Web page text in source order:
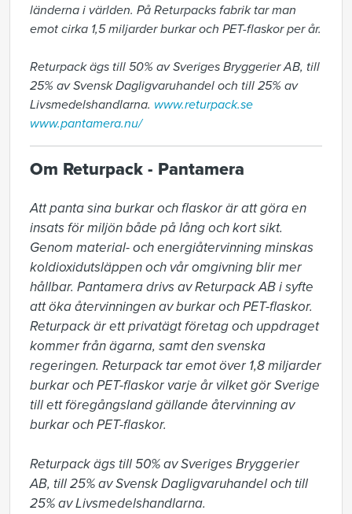
länderna i världen. På Returpacks fabrik tar man
emot cirka 1,5 miljarder burkar och PET-flaskor per år.
Returpack ägs till 50% av Sveriges Bryggerier AB, till
25% av Svensk Dagligvaruhandel och till 25% av
Livsmedelshandlarna. www.returpack.se
www.pantamera.nu/
Om Returpack - Pantamera
Att panta sina burkar och flaskor är att göra en
insats för miljön både på lång och kort sikt.
Genom material- och energiåtervinning minskas
koldioxidutsläppen och vår omgivning blir mer
hållbar. Pantamera drivs av Returpack AB i syfte
att öka återvinningen av burkar och PET-flaskor.
Returpack är ett privatägt företag och uppdraget
kommer från ägarna, samt den svenska
regeringen. Returpack tar emot över 1,8 miljarder
burkar och PET-flaskor varje år vilket gör Sverige
till ett föregångsland gällande återvinning av
burkar och PET-flaskor.
Returpack ägs till 50% av Sveriges Bryggerier
AB, till 25% av Svensk Dagligvaruhandel och till
25% av Livsmedelshandlarna.